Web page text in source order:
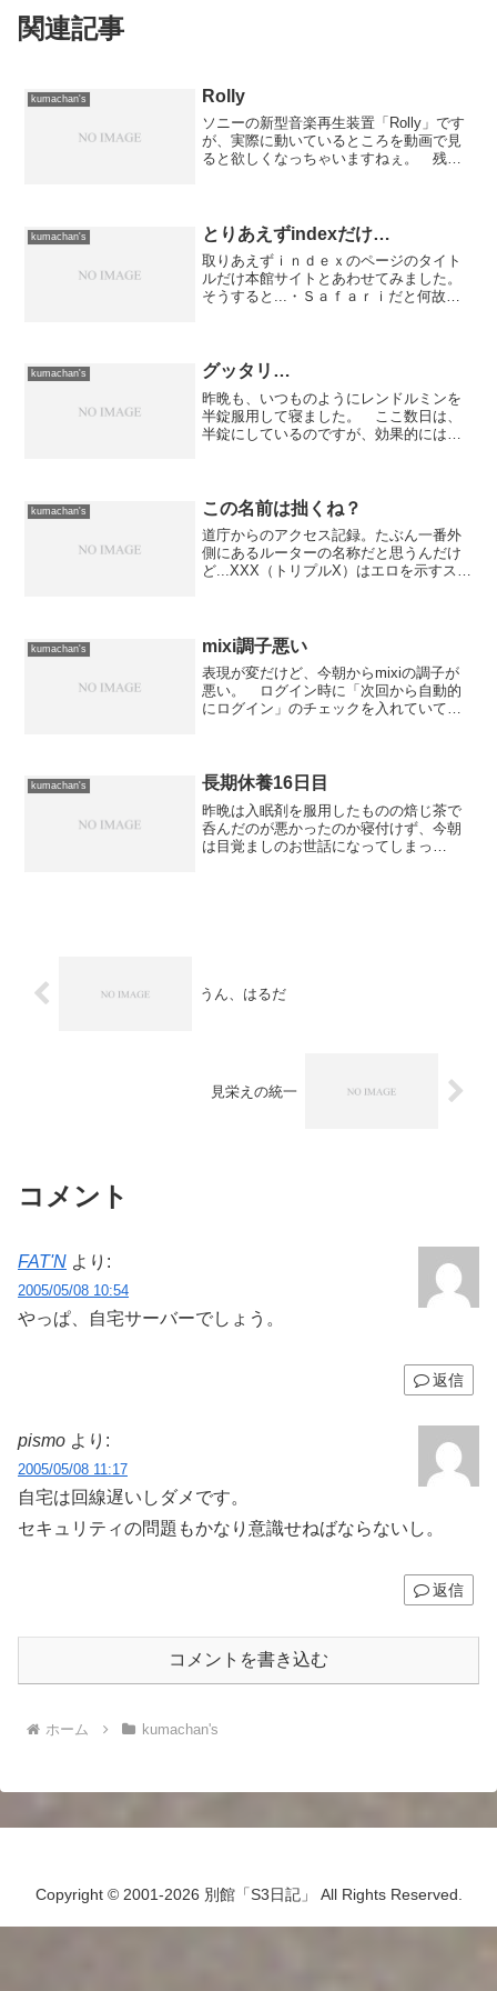
関連記事
kumachan's Rolly
ソニーの新型音楽再生装置「Rolly」です
が、実際に動いているところを動画で見
ると欲しくなっちゃいますねぇ。 残念
ってま...
kumachan's とりあえずindexだけ…
取りあえずｉｎｄｅｘのページのタイト
ルだけ本館サイトとあわせてみました。
そうすると...・Ｓａｆａｒｉだと何故か
と大きくずれ...
kumachan's グッタリ…
昨晩も、いつものようにレンドルミンを
半錠服用して寝ました。 ここ数日は、
半錠にしているのですが、効果的には朝
き渡りました。 目が覚め...
kumachan's この名前は拙くね？
道庁からのアクセス記録。たぶん一番外
側にあるルーターの名称だと思うんだけ
ど...XXX（トリプルX）はエロを示すスラ
kumachan's mixi調子悪い
表現が変だけど、今朝からmixiの調子が
悪い。 ログイン時に「次回から自動的
にログイン」のチェックを入れていて
何ともなかったのでmi...
kumachan's 長期休養16日目
昨晩は入眠剤を服用したものの焙じ茶で
呑んだのが悪かったのか寝付けず、今朝
は目覚ましのお世話になってしまっ
うん、はるだ
見栄えの統一
コメント
FAT'N より:
2005/05/08 10:54
やっぱ、自宅サーバーでしょう。
返信
pismo より:
2005/05/08 11:17
自宅は回線遅いしダメです。
セキュリティの問題もかなり意識せねばならないし。
返信
コメントを書き込む
ホーム kumachan's
Copyright © 2001-2026 別館「S3日記」 All Rights Reserved.